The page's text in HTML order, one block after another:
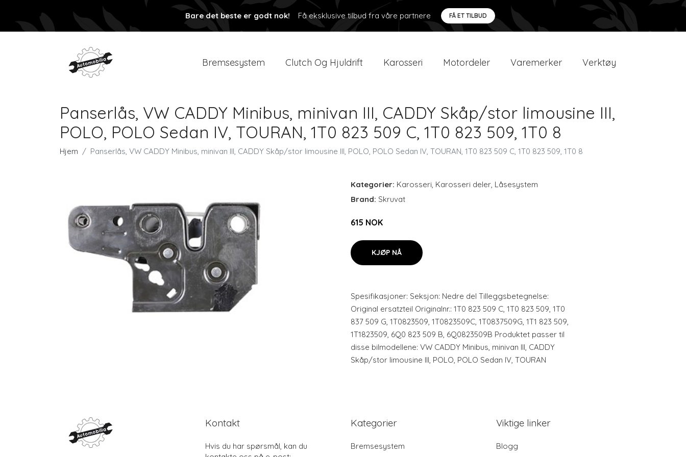
Bare det beste er godt nok! Få eksklusive tilbud fra våre partnere FÅ ET TILBUD
Bremsesystem Clutch Og Hjuldrift Karosseri Motordeler Varemerker Verktøy
Panserlås, VW CADDY Minibus, minivan III, CADDY Skåp/stor limousine III,
POLO, POLO Sedan IV, TOURAN, 1T0 823 509 C, 1T0 823 509, 1T0 8
Hjem Panserlås, VW CADDY Minibus, minivan III, CADDY Skåp/stor limousine III, POLO, POLO Sedan IV, TOURAN, 1T0 823 509 C, 1T0 823 509, 1T0 8
Kategorier: Karosseri, Karosseri deler, Låsesystem
Brand: Skruvat
615 NOK
KJØP NÅ
Spesifikasjoner: Seksjon: Nedre del Tilleggsbetegnelse:
Original ersatzteil Originalnr.: 1T0 823 509 C, 1T0 823 509, 1T0
837 509 G, 1T0823509, 1T0823509C, 1T0837509G, 1T1 823 509,
1T1823509, 6Q0 823 509 B, 6Q0823509B Produktet passer til
disse bilmodellene: VW CADDY Minibus, minivan III, CADDY
Skåp/stor limousine III, POLO, POLO Sedan IV, TOURAN
Kontakt
Hvis du har spørsmål, kan du
Kategorier
Bremsesystem
Viktige linker
Blogg